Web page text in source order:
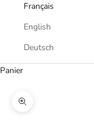
Français
English
Deutsch
Panier
Zoomer sur l'image